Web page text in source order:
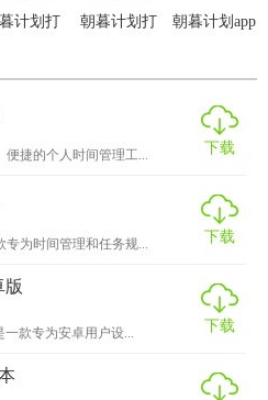
任务完成情况，提供完成率统
，无论是手机、平板还是电
管理计划。
界面布局和主题选择，满足不
个任务列表，分类管理不同领
计划打
朝暮计划打
朝暮计划app
便捷的个人时间管理工...
下载
专为时间管理和任务规...
下载
版
款专为安卓用户设...
下载